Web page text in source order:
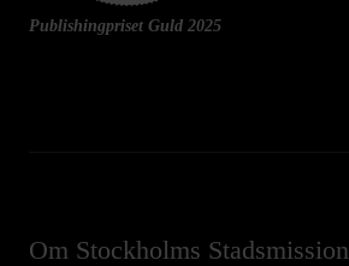
Publishingpriset Guld 2025
Om Stockholms Stadsmission